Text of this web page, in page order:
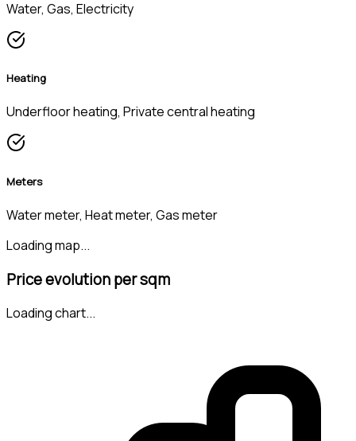
Water, Gas, Electricity
Heating
Underfloor heating, Private central heating
Meters
Water meter, Heat meter, Gas meter
Loading map...
Price evolution per sqm
Loading chart...